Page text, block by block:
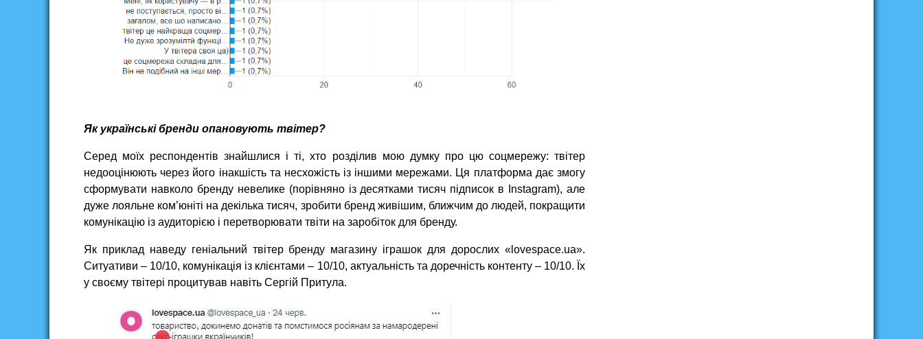
Як українські бренди опановують твітер?
Серед моїх респондентів знайшлися і ті, хто розділив мою думку про цю соцмережу: твітер
недооцінюють через його інакшість та несхожість із іншими мережами. Ця платформа дає змогу
сформувати навколо бренду невелике (порівняно із десятками тисяч підписок в Instagram), але
дуже лояльне ком’юніті на декілька тисяч, зробити бренд живішим, ближчим до людей, покращити
комунікацію із аудиторією і перетворювати твіти на заробіток для бренду.
Як приклад наведу геніальний твітер бренду магазину іграшок для дорослих «lovespace.ua».
Ситуативи – 10/10, комунікація із клієнтами – 10/10, актуальність та доречність контенту – 10/10. Їх
у своєму твітері процитував навіть Сергій Притула.